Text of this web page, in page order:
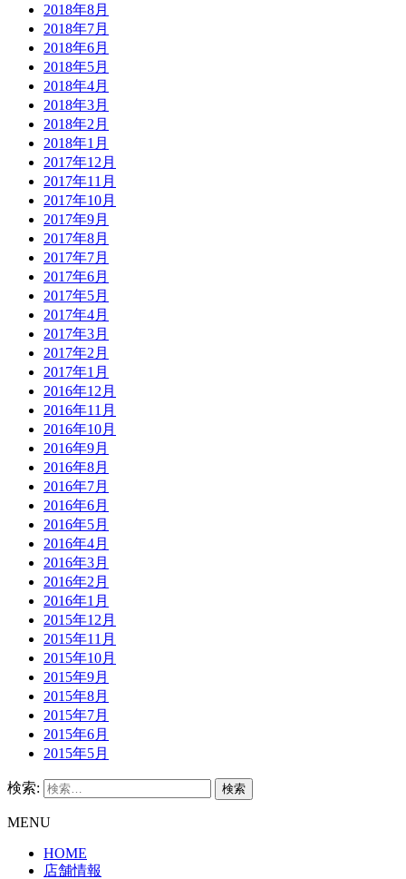
2018年8月
2018年7月
2018年6月
2018年5月
2018年4月
2018年3月
2018年2月
2018年1月
2017年12月
2017年11月
2017年10月
2017年9月
2017年8月
2017年7月
2017年6月
2017年5月
2017年4月
2017年3月
2017年2月
2017年1月
2016年12月
2016年11月
2016年10月
2016年9月
2016年8月
2016年7月
2016年6月
2016年5月
2016年4月
2016年3月
2016年2月
2016年1月
2015年12月
2015年11月
2015年10月
2015年9月
2015年8月
2015年7月
2015年6月
2015年5月
検索:
MENU
HOME
店舗情報